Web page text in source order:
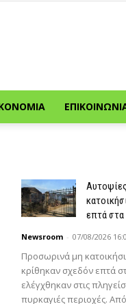
επτά στα
Newsroom - 07/08/2026
Προσωρινά μη
κρίθηκαν σχεδόν επτά
ελέγχθηκαν στις
πυρκαγιές περιοχές. Από